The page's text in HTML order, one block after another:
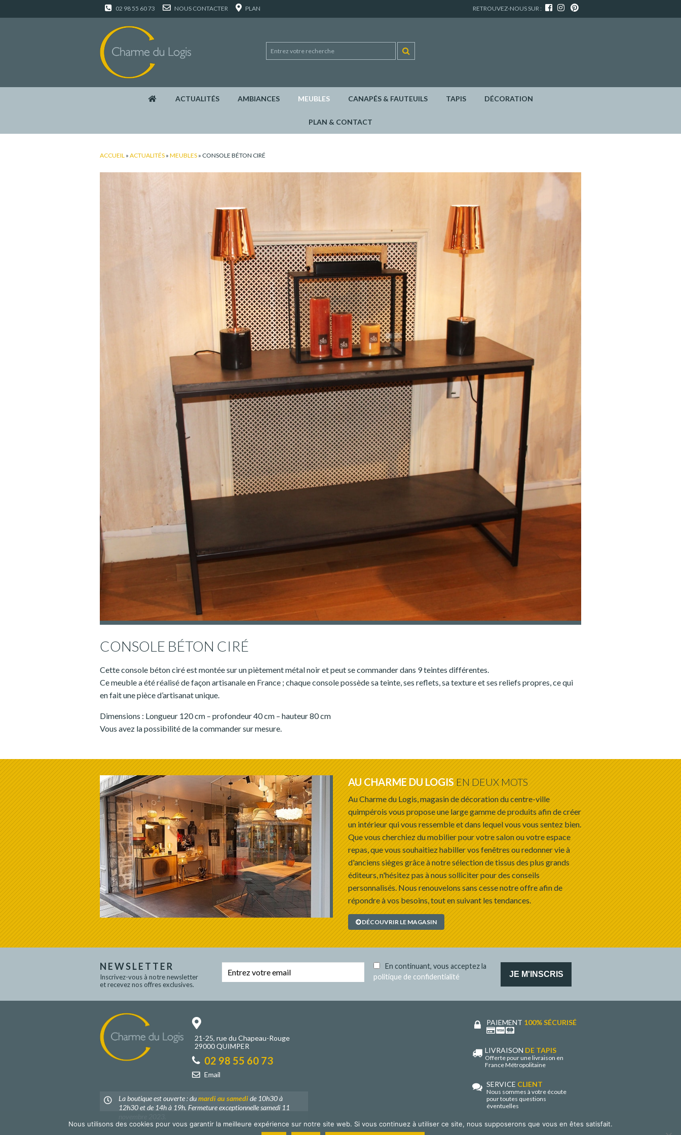
02 98 55 60 73 NOUS CONTACTER PLAN RETROUVEZ-NOUS SUR :
ACTUALITÉS AMBIANCES MEUBLES CANAPÉS & FAUTEUILS TAPIS DÉCORATION
PLAN & CONTACT
ACCUEIL » ACTUALITÉS » MEUBLES » CONSOLE BÉTON CIRÉ
CONSOLE BÉTON CIRÉ
Cette console béton ciré est montée sur un piètement métal noir et peut se commander dans 9 teintes différentes.
Ce meuble a été réalisé de façon artisanale en France ; chaque console possède sa teinte, ses reflets, sa texture et ses reliefs propres, ce qui
en fait une pièce d’artisanat unique.
Dimensions : Longueur 120 cm – profondeur 40 cm – hauteur 80 cm
Vous avez la possibilité de la commander sur mesure.
AU CHARME DU LOGISEN DEUX MOTS
Au Charme du Logis, magasin de décoration du centre-ville
quimpérois vous propose une large gamme de produits afin de créer
un intérieur qui vous ressemble et dans lequel vous vous sentez bien.
Que vous cherchiez du mobilier pour votre salon ou votre espace
repas, que vous souhaitiez habiller vos fenêtres ou redonner vie à
d'anciens sièges grâce à notre sélection de tissus des plus grands
éditeurs, n'hésitez pas à nous solliciter pour des conseils
personnalisés. Nous renouvelons sans cesse notre offre afin de
répondre à vos besoins, tout en suivant les tendances.
DÉCOUVRIR LE MAGASIN
NEWSLETTER
Inscrivez-vous à notre newsletter
et recevez nos offres exclusives.
En continuant, vous acceptez la
politique de confidentialité
21-25, rue du Chapeau-Rouge
29000 QUIMPER
02 98 55 60 73
Email
La boutique est ouverte : dumardi au samedide 10h30 à
12h30 et de 14h à 19h. Fermeture exceptionnelle samedi 11
PAIEMENT 100% SÉCURISÉ
LIVRAISON DE TAPIS
Offerte pour une livraison en
France Métropolitaine
SERVICE CLIENT
Nous sommes à votre écoute
pour toutes questions
éventuelles
Nous utilisons des cookies pour vous garantir la meilleure expérience sur notre site web. Si vous continuez à utiliser ce site, nous supposerons que vous en êtes satisfait.